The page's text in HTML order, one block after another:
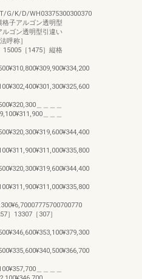
K/D/WH03375300300370
子アルゴン透明型
ルゴン透明型引違い
呼称］
15005［1475］縦格
＿＿＿＿
＿＿＿
］13307［307］
＿＿＿＿